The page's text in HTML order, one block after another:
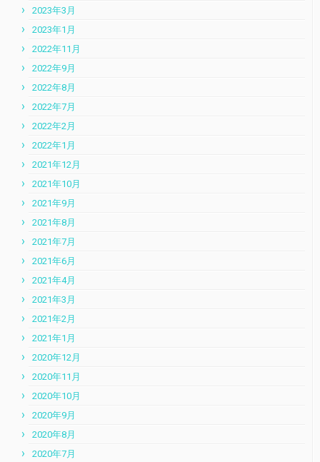
2023年3月
2023年1月
2022年11月
2022年9月
2022年8月
2022年7月
2022年2月
2022年1月
2021年12月
2021年10月
2021年9月
2021年8月
2021年7月
2021年6月
2021年4月
2021年3月
2021年2月
2021年1月
2020年12月
2020年11月
2020年10月
2020年9月
2020年8月
2020年7月